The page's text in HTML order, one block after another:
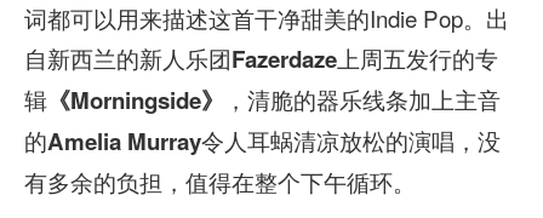
词都可以用来描述这首干净甜美的Indie Pop。出
自新西兰的新人乐团Fazerdaze 上周五发行的专
辑 《Morningside》
，清脆的器乐线条加上主音
的Amelia Murray令人耳蜗清凉放松的演唱，没
有多余的负担，值得在整个下午循环。